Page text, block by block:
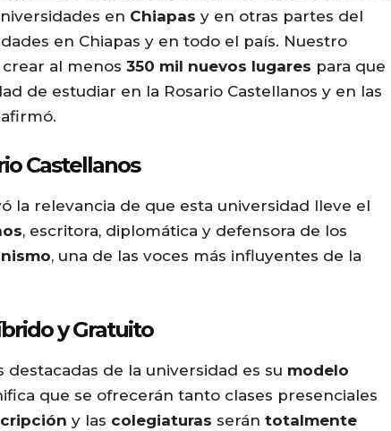
en Chiapas y en otras partes del
en Chiapas y en todo el país. Nuestro
al menos 350 mil nuevos lugares para que
de estudiar en la Rosario Castellanos y en las
Castellanos
la relevancia de que esta universidad lleve el
, escritora, diplomática y defensora de los
, una de las voces más influyentes de la
y Gratuito
destacadas de la universidad es su modelo
que se ofrecerán tanto clases presenciales
y las colegiaturas serán totalmente